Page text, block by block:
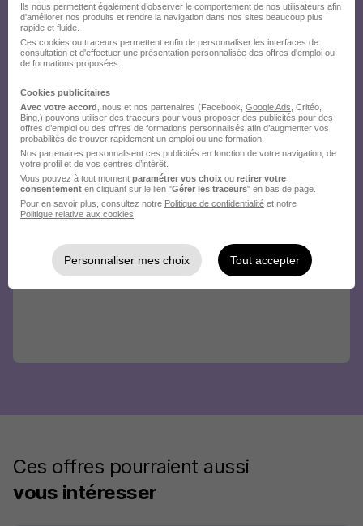
Ces offres pourraient aussi
vous intéresser
Ils nous permettent également d’observer le comportement de nos utilisateurs afin
d'améliorer nos produits et rendre la navigation dans nos sites beaucoup plus
rapide et fluide.
Ces cookies ou traceurs permettent enfin de personnaliser les interfaces de
consultation et d'effectuer une présentation personnalisée des offres d'emploi ou
de formations proposées.
Cookies publicitaires
Avec votre accord , nous et nos partenaires (Facebook, Google Ads , Critéo,
Bing,) pouvons utiliser des traceurs pour vous proposer des publicités pour des
offres d’emploi ou des offres de formations personnalisés afin d’augmenter vos
probabilités de trouver rapidement un emploi ou une formation.
Nos partenaires personnalisent ces publicités en fonction de votre navigation, de
votre profil et de vos centres d’intérêt.
Vous pouvez à tout moment paramétrer vos choix ou retirer votre
consentement en cliquant sur le lien "Gérer les traceurs" en bas de page.
Pour en savoir plus, consultez notre Politique de confidentialité et notre
Politique relative aux cookies
Personnaliser mes choix Tout accepter